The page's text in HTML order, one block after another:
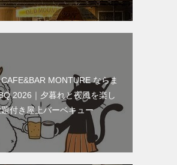
CAFE&BAR MONTURE ならま
2026｜夕暮れと夜風を楽し
付き屋上バーベキュー